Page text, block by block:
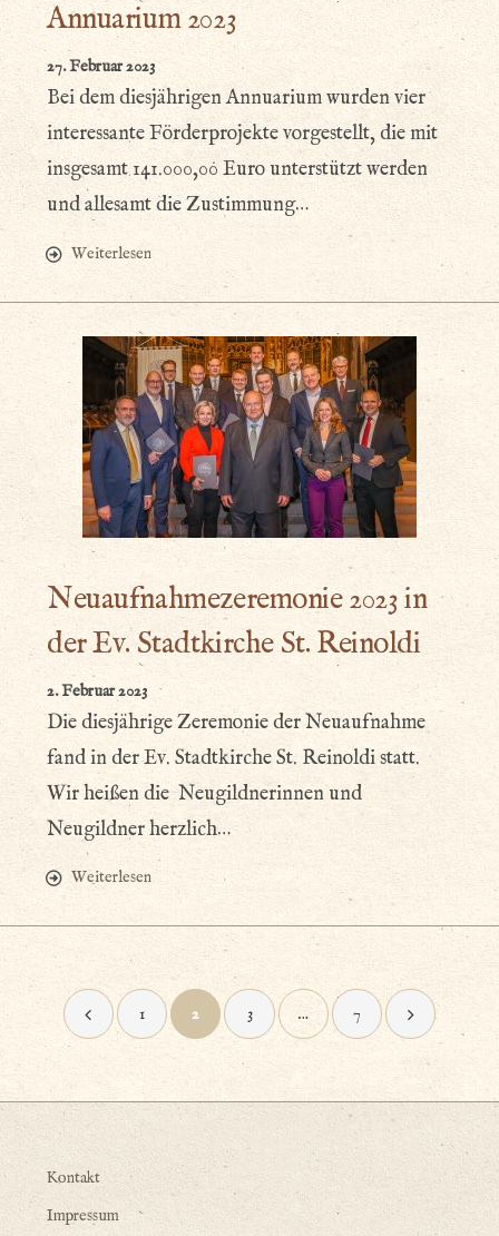
Annuarium 2023
27. Februar 2023
Bei dem diesjährigen Annuarium wurden vier
interessante Förderprojekte vorgestellt, die mit
insgesamt 141.000,00 Euro unterstützt werden
und allesamt die Zustimmung…
Weiterlesen
Neuaufnahmezeremonie 2023 in
der Ev. Stadtkirche St. Reinoldi
2. Februar 2023
Die diesjährige Zeremonie der Neuaufnahme
fand in der Ev. Stadtkirche St. Reinoldi statt.
Wir heißen die Neugildnerinnen und
Neugildner herzlich…
Weiterlesen
Seitennummerierung
der
Beiträge
1 2 3 … 7
Kontakt
Impressum